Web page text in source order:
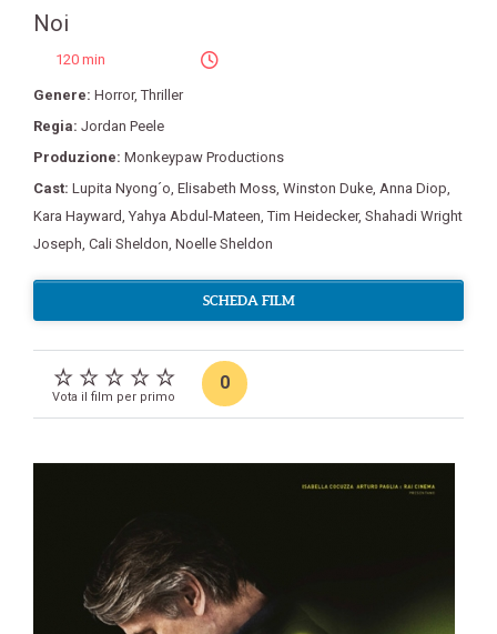
Noi
120 min
Genere: Horror,Thriller
Regia: Jordan Peele
Produzione: Monkeypaw Productions
Cast: Lupita Nyong´o, Elisabeth Moss, Winston Duke, Anna Diop,
Kara Hayward, Yahya Abdul-Mateen,Tim Heidecker, Shahadi Wright
Joseph, Cali Sheldon, Noelle Sheldon
SCHEDA FILM
Vota il film per primo
0